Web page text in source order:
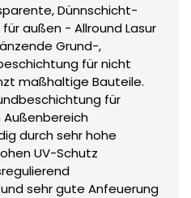
Dünnschicht-
außen - Allround Lasur
Grund-,
für nicht
maßhaltige Bauteile.
für
durch sehr hohe
UV-Schutz
sehr gute Anfeuerung